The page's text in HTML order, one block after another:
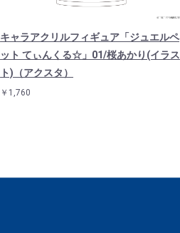
キャラアクリルフィギュア「ジュエルペ
ット てぃんくる☆」01/桜あかり(イラス
ト)（アクスタ）
￥1,760